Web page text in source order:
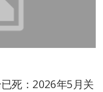
死：2026年5月关